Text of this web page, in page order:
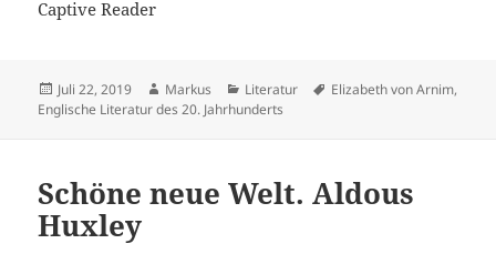
Veröffentlicht
am
Juli 22, 2019 Autor
Markus Kategorien
Literatur Schlagwörter
Elizabeth von Arnim,
Englische Literatur des 20. Jahrhunderts
Schöne neue Welt. Aldous
Huxley